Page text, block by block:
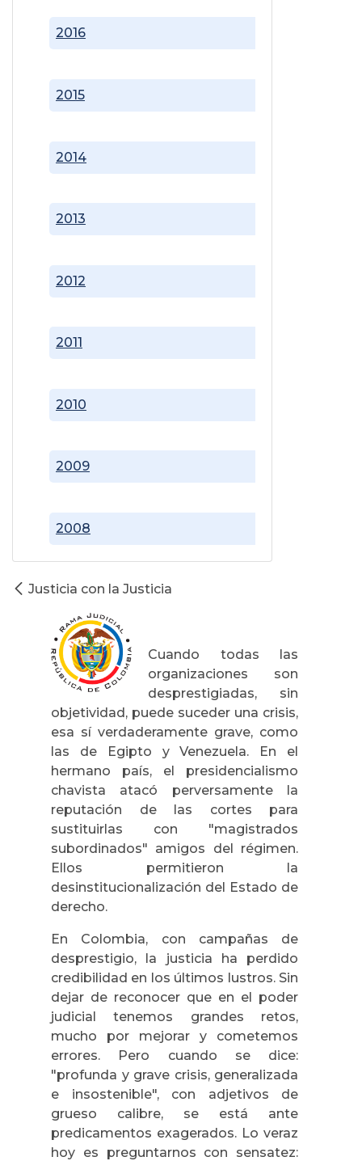
2008
2009
2010
2011
2012
2013
2014
2015
2016
Justicia con la Justicia
Cuando todas las
organizaciones son
desprestigiadas, sin
objetividad, puede suceder una crisis,
esa sí verdaderamente grave, como
las de Egipto y Venezuela. En el
hermano país, el presidencialismo
chavista atacó perversamente la
reputación de las cortes para
sustituirlas con "magistrados
subordinados" amigos del régimen.
Ellos permitieron la
desinstitucionalización del Estado de
derecho.
En Colombia, con campañas de
desprestigio, la justicia ha perdido
credibilidad en los últimos lustros. Sin
dejar de reconocer que en el poder
judicial tenemos grandes retos,
mucho por mejorar y cometemos
errores. Pero cuando se dice:
"profunda y grave crisis, generalizada
e insostenible", con adjetivos de
grueso calibre, se está ante
predicamentos exagerados. Lo veraz
hoy es preguntarnos con sensatez: